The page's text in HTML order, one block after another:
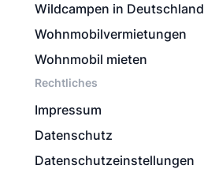
Wildcampen in Deutschland
Wohnmobilvermietungen
Wohnmobil mieten
Rechtliches
Impressum
Datenschutz
Datenschutzeinstellungen